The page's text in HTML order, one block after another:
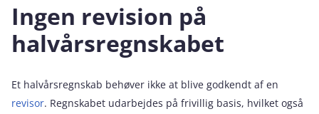
Ingen revision på
halvårsregnskabet
Et halvårsregnskab behøver ikke at blive godkendt af en
revisor. Regnskabet udarbejdes på frivillig basis, hvilket også